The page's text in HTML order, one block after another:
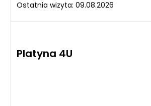
Ostatnia wizyta: 09.08.2026
Platyna 4U